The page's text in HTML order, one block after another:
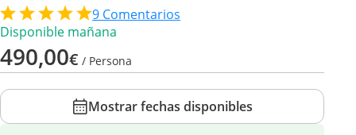
9 Comentarios
Disponible mañana
490,00€ / Persona
Mostrar fechas disponibles